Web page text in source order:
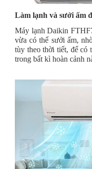
Làm lạnh và sưởi ấm
Máy lạnh Daikin
vừa có thể sưởi ấm,
tùy theo thời tiết, để có
trong bất kì hoàn cảnh